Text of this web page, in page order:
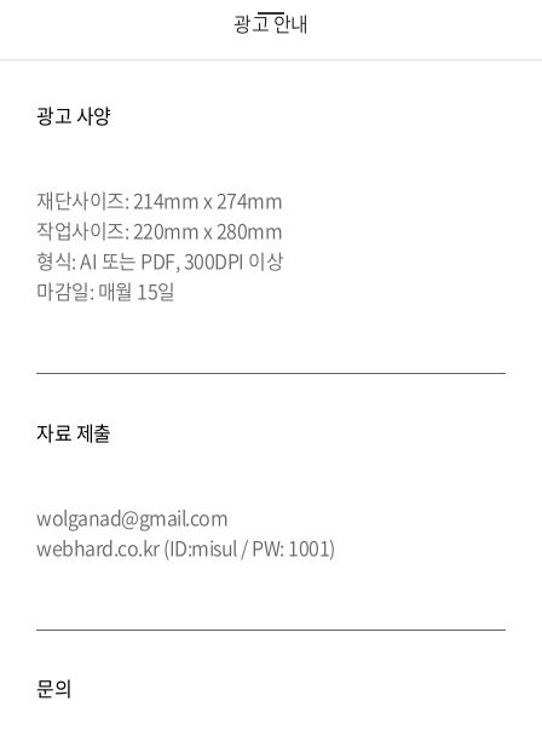
광고 안내
광고 사양
재단사이즈: 214mm x 274mm
작업사이즈: 220mm x 280mm
형식: AI 또는 PDF, 300DPI 이상
마감일: 매월 15일
자료 제출
wolganad@gmail.com
webhard.co.kr (ID:misul / PW: 1001)
문의